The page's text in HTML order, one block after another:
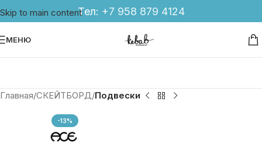
Skip to main contentТел: +7 958 879 4124
МЕНЮ
Главная СКЕЙТБОРД Подвески
-13%